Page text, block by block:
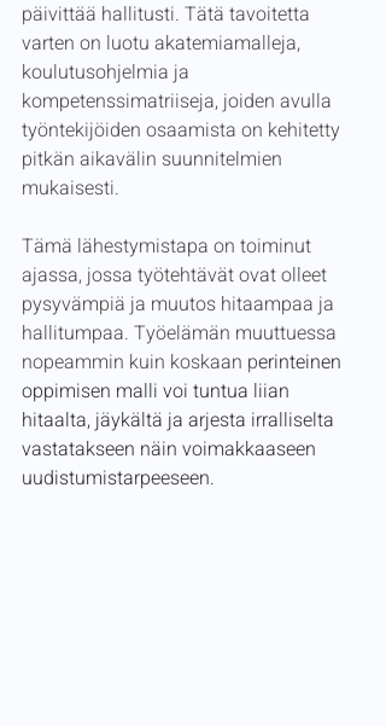
päivittää hallitusti. Tätä tavoitetta
varten on luotu akatemiamalleja,
koulutusohjelmia ja
kompetenssimatriiseja, joiden avulla
työntekijöiden osaamista on kehitetty
pitkän aikavälin suunnitelmien
mukaisesti.
Tämä lähestymistapa on toiminut
ajassa, jossa työtehtävät ovat olleet
pysyvämpiä ja muutos hitaampaa ja
hallitumpaa. Työelämän muuttuessa
nopeammin kuin koskaan perinteinen
oppimisen malli voi tuntua liian
hitaalta, jäykältä ja arjesta irralliselta
vastatakseen näin voimakkaaseen
uudistumistarpeeseen.